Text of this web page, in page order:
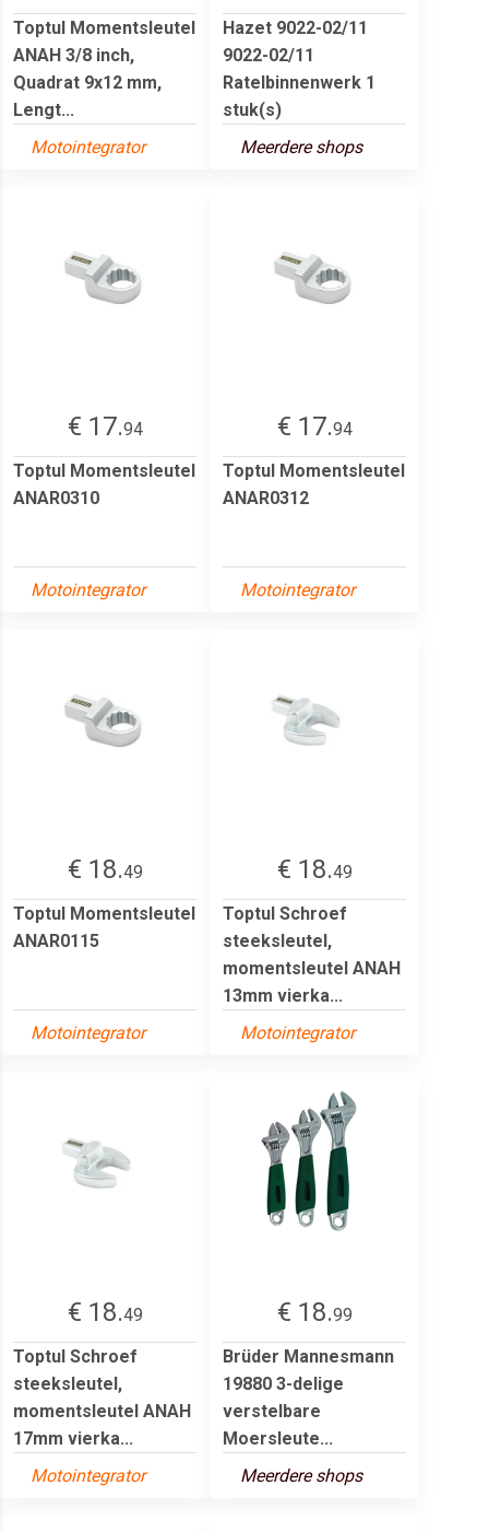
Toptul Momentsleutel
ANAH 3/8 inch,
Quadrat 9x12 mm,
Lengt...
Motointegrator
Hazet 9022-02/11
9022-02/11
Ratelbinnenwerk 1
stuk(s)
Meerdere shops
€ 17.94
Toptul Momentsleutel
ANAR0310
Motointegrator
€ 17.94
Toptul Momentsleutel
ANAR0312
Motointegrator
€ 18.49
Toptul Momentsleutel
ANAR0115
Motointegrator
€ 18.49
Toptul Schroef
steeksleutel,
momentsleutel ANAH
13mm vierka...
Motointegrator
€ 18.49
Toptul Schroef
steeksleutel,
momentsleutel ANAH
17mm vierka...
Motointegrator
€ 18.99
Brüder Mannesmann
19880 3-delige
verstelbare
Moersleute...
Meerdere shops